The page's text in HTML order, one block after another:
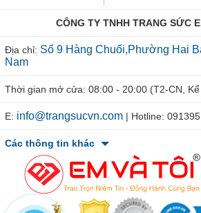
CÔNG TY TNHH TRANG SỨC
Địa chỉ: Số 9 Hàng Chuối,Phường Hai
Nam
Thời gian mở cửa: 08:00 - 20:00 (T2-CN,
E: info@trangsucvn.com | Hotline:
Các thông tin khác